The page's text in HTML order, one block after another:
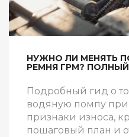
НУЖНО ЛИ МЕНЯТЬ
РЕМНЯ ГРМ?
Подробный гид о
водяную помпу
признаки износа,
пошаговый план и